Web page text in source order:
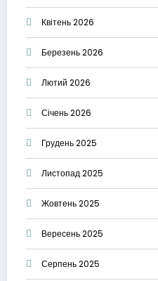
Квітень 2026
Березень 2026
Лютий 2026
Січень 2026
Грудень 2025
Листопад 2025
Жовтень 2025
Вересень 2025
Серпень 2025